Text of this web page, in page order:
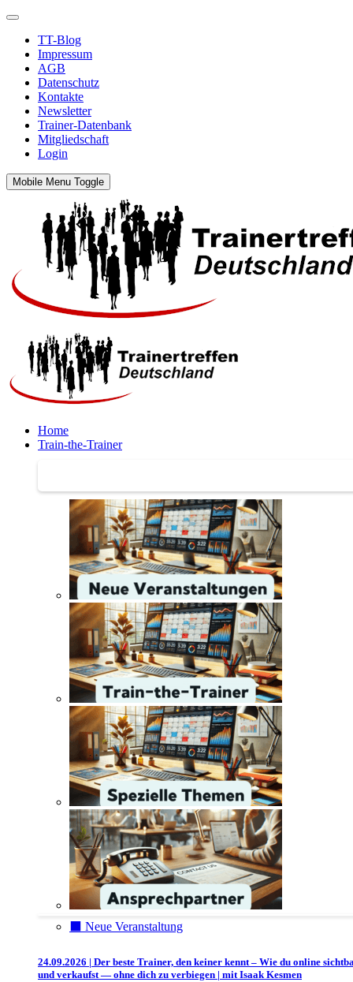
TT-Blog
Impressum
AGB
Datenschutz
Kontakte
Newsletter
Trainer-Datenbank
Mitgliedschaft
Login
Mobile Menu Toggle
Home
Train-the-Trainer
⬛️ Neue Veranstaltung
24.09.2026 | Der beste Trainer, den keiner kennt – Wie du online
und verkaufst — ohne dich zu verbiegen | mit Isaak Kesmen